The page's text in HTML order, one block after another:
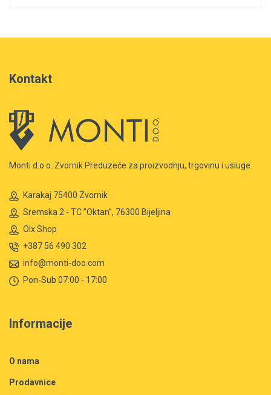
Kontakt
Monti d.o.o. Zvornik Preduzeće za proizvodnju, trgovinu i usluge.
Karakaj 75400 Zvornik
Sremska 2 - TC ”Oktan”, 76300 Bijeljina
Olx Shop
+387 56 490 302
info@monti-doo.com
Pon-Sub 07:00 - 17:00
Informacije
O nama
Prodavnice